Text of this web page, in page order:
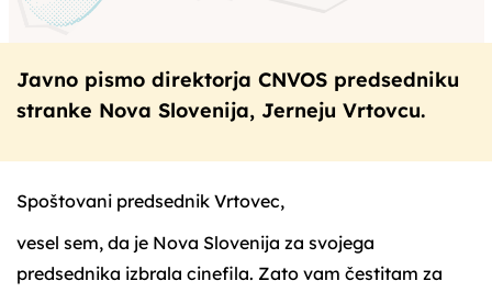
Javno pismo direktorja CNVOS predsedniku
stranke Nova Slovenija, Jerneju Vrtovcu.
Spoštovani predsednik Vrtovec,
vesel sem, da je Nova Slovenija za svojega
predsednika izbrala cinefila. Zato vam čestitam za